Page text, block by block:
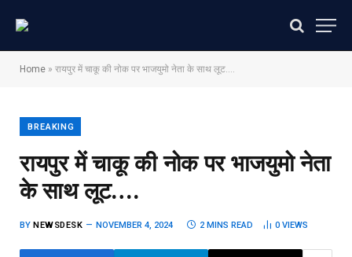
Home » रायपुर में चाकू की नोक पर भाजयुमो नेता के साथ लूट….
BREAKING
रायपुर में चाकू की नोक पर भाजयुमो नेता
के साथ लूट….
BY NEWSDESK NOVEMBER 4, 2024 2 MINS READ 0VIEWS